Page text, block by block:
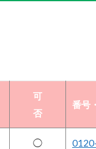
可
否
番号
◯